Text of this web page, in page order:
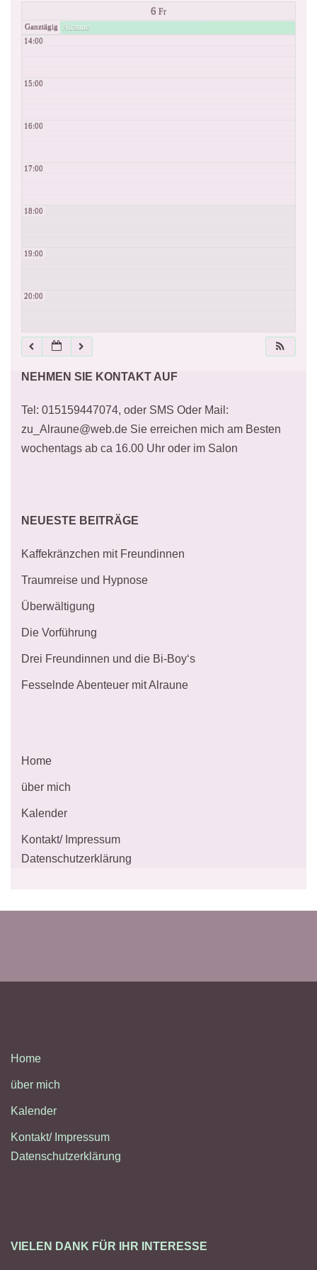
6 Fr
Ganztägig Alraune
14:00
15:00
16:00
17:00
18:00
19:00
20:00
21:00
22:00
23:00
NEHMEN SIE KONTAKT AUF
Tel: 015159447074, oder SMS Oder Mail:
zu_Alraune@web.de Sie erreichen mich am Besten
wochentags ab ca 16.00 Uhr oder im Salon
NEUESTE BEITRÄGE
Kaffekränzchen mit Freundinnen
Traumreise und Hypnose
Überwältigung
Die Vorführung
Drei Freundinnen und die Bi-Boy‘s
Fesselnde Abenteuer mit Alraune
Home
über mich
Kalender
Kontakt/ Impressum
Datenschutzerklärung
Home
über mich
Kalender
Kontakt/ Impressum
Datenschutzerklärung
VIELEN DANK FÜR IHR INTERESSE